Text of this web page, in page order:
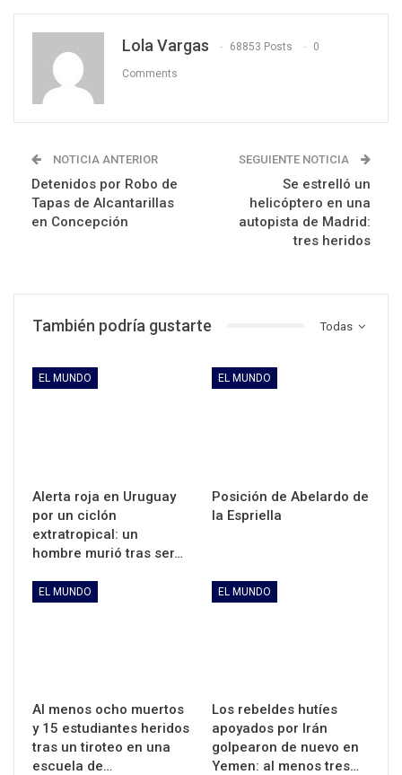
Lola Vargas 68853 Posts 0
Comments
NOTICIA ANTERIOR
Detenidos por Robo de
Tapas de Alcantarillas
en Concepción
SEGUIENTE NOTICIA
Se estrelló un
helicóptero en una
autopista de Madrid:
tres heridos
Todas
También podría gustarte
EL MUNDO
Alerta roja en Uruguay
por un ciclón
extratropical: un
hombre murió tras ser…
EL MUNDO
Posición de Abelardo de
la Espriella
EL MUNDO
Al menos ocho muertos
y 15 estudiantes heridos
tras un tiroteo en una
escuela de…
EL MUNDO
Los rebeldes hutíes
apoyados por Irán
golpearon de nuevo en
Yemen: al menos tres…